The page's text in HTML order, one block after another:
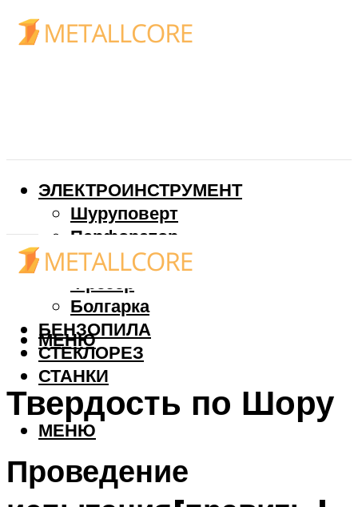
ЭЛЕКТРОИНСТРУМЕНТ
Шуруповерт
Перфоратор
Дрель
Фрезер
Болгарка
БЕНЗОПИЛА
СТЕКЛОРЕЗ
СТАНКИ
МЕНЮ
МЕНЮ
Твердость по Шору
Проведение